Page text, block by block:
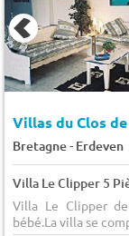
Villas du Clos
Bretagne- Erdeven
Villa Le Clipper 5
Villa Le Clipper
bébé.La villa se